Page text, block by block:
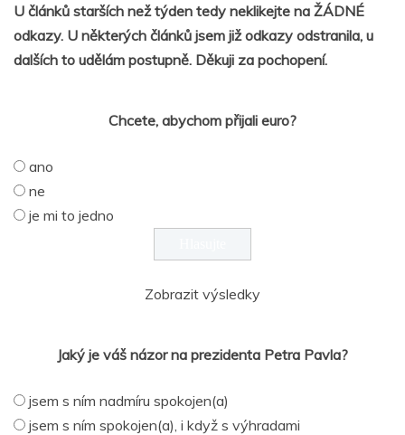
U článků starších než týden tedy neklikejte na ŽÁDNÉ
odkazy. U některých článků jsem již odkazy odstranila, u
dalších to udělám postupně. Děkuji za pochopení.
Chcete, abychom přijali euro?
ano
ne
je mi to jedno
Zobrazit výsledky
Jaký je váš názor na prezidenta Petra Pavla?
jsem s ním nadmíru spokojen(a)
jsem s ním spokojen(a), i když s výhradami